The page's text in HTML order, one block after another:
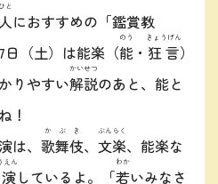
人
ひと
におすすめの「鑑賞教
日（土）は能楽（能
のう
・ 狂言
きょうげん
）
りやすい解説
かいせつ
のあと、能と
！
、 歌舞伎
かぶき
、 文楽
ぶんらく
、能楽な
えん
しているよ。「若
わか
いみなさ